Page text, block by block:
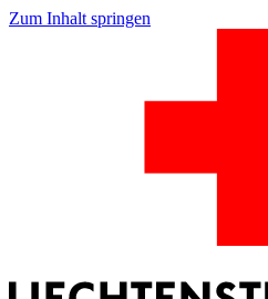
Zum Inhalt springen